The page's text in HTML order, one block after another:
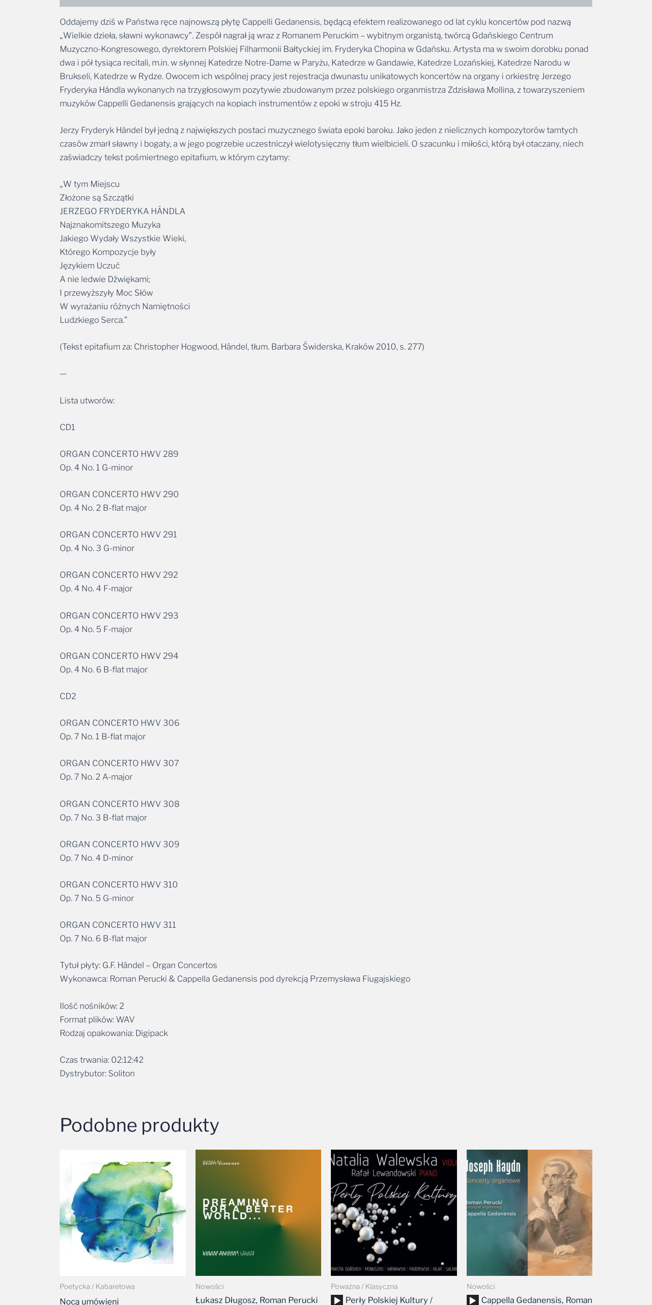
Oddajemy dziś w Państwa ręce najnowszą płytę Cappelli Gedanensis, będącą efektem realizowanego od lat cyklu koncertów pod nazwą
„Wielkie dzieła, sławni wykonawcy”. Zespół nagrał ją wraz z Romanem Peruckim – wybitnym organistą, twórcą Gdańskiego Centrum
Muzyczno-Kongresowego, dyrektorem Polskiej Filharmonii Bałtyckiej im. Fryderyka Chopina w Gdańsku. Artysta ma w swoim dorobku ponad
dwa i pół tysiąca recitali, m.in. w słynnej Katedrze Notre-Dame w Paryżu, Katedrze w Gandawie, Katedrze Lozańskiej, Katedrze Narodu w
Brukseli, Katedrze w Rydze. Owocem ich wspólnej pracy jest rejestracja dwunastu unikatowych koncertów na organy i orkiestrę Jerzego
Fryderyka Händla wykonanych na trzygłosowym pozytywie zbudowanym przez polskiego organmistrza Zdzisława Mollina, z towarzyszeniem
muzyków Cappelli Gedanensis grających na kopiach instrumentów z epoki w stroju 415 Hz.
Jerzy Fryderyk Händel był jedną z największych postaci muzycznego świata epoki baroku. Jako jeden z nielicznych kompozytorów tamtych
czasów zmarł sławny i bogaty, a w jego pogrzebie uczestniczył wielotysięczny tłum wielbicieli. O szacunku i miłości, którą był otaczany, niech
zaświadczy tekst pośmiertnego epitafium, w którym czytamy:
„W tym Miejscu
Złożone są Szczątki
JERZEGO FRYDERYKA HÄNDLA
Najznakomitszego Muzyka
Jakiego Wydały Wszystkie Wieki,
Którego Kompozycje były
Językiem Uczuć
A nie ledwie Dźwiękami;
I przewyższyły Moc Słów
W wyrażaniu różnych Namiętności
Ludzkiego Serca.”
(Tekst epitafium za: Christopher Hogwood, Händel, tłum. Barbara Świderska, Kraków 2010, s. 277)
—
Lista utworów:
CD1
ORGAN CONCERTO HWV 289
Op. 4 No. 1 G-minor
ORGAN CONCERTO HWV 290
Op. 4 No. 2 B-flat major
ORGAN CONCERTO HWV 291
Op. 4 No. 3 G-minor
ORGAN CONCERTO HWV 292
Op. 4 No. 4 F-major
ORGAN CONCERTO HWV 293
Op. 4 No. 5 F-major
ORGAN CONCERTO HWV 294
Op. 4 No. 6 B-flat major
CD2
ORGAN CONCERTO HWV 306
Op. 7 No. 1 B-flat major
ORGAN CONCERTO HWV 307
Op. 7 No. 2 A-major
ORGAN CONCERTO HWV 308
Op. 7 No. 3 B-flat major
ORGAN CONCERTO HWV 309
Op. 7 No. 4 D-minor
ORGAN CONCERTO HWV 310
Op. 7 No. 5 G-minor
ORGAN CONCERTO HWV 311
Op. 7 No. 6 B-flat major
Tytuł płyty: G.F. Händel – Organ Concertos
Wykonawca: Roman Perucki & Cappella Gedanensis pod dyrekcją Przemysława Fiugajskiego
Ilość nośników: 2
Format plików: WAV
Rodzaj opakowania: Digipack
Czas trwania: 02:12:42
Dystrybutor: Soliton
Podobne produkty
Poetycka / Kabaretowa
Nocą umówieni
Nowości
Łukasz Długosz, Roman Perucki
Poważna / Klasyczna
Odtwarzacz
Perły Polskiej Kultury /
Zakres
cen:
od
34,99 zł
do
39,99 zł
Nowości
Odtwarzacz
Cappella Gedanensis, Roman